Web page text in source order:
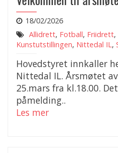
18/02/2026
Allidrett, Fotball, Friidrett,
Kunstutstillingen, Nittedal IL ,
Hovedstyret innkaller
Nittedal IL. Årsmøtet
25.mars fra kl.18.00.
påmelding..
Les mer